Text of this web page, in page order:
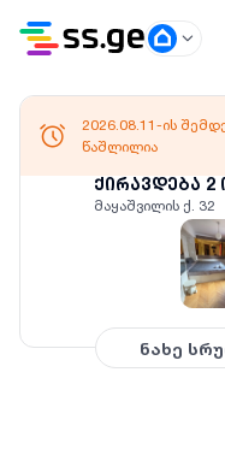
ქირავდება 2
მაყაშვილის ქ. 32
2026.08.11-ის
წაშლილია
ნახე